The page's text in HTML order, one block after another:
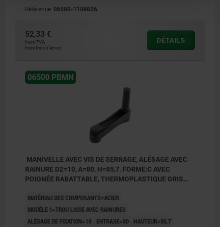
Référence: 06500-1108026
52,33 €
hors TVA
hors frais d’envoi
DÉTAILS
06500 PBMN
MANIVELLE AVEC VIS DE SERRAGE, ALÉSAGE AVEC
RAINURE D2=10, A=80, H=85,7, FORME:C AVEC
POIGNÉE RABATTABLE, THERMOPLASTIQUE GRIS
MATÉRIAU DES COMPOSANTS=ACIER
MODÈLE 1=TROU LISSE AVEC RAINURES
ALÉSAGE DE FIXATION=10
ENTRAXE=80
HAUTEUR=85,7